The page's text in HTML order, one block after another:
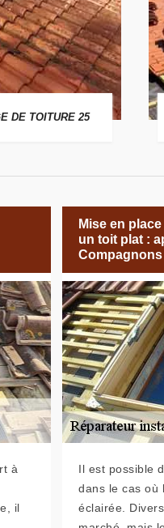
DE TOITURE 25
à
il
Mise en
un toit plat :
Il est possible
dans le cas où
éclairée.